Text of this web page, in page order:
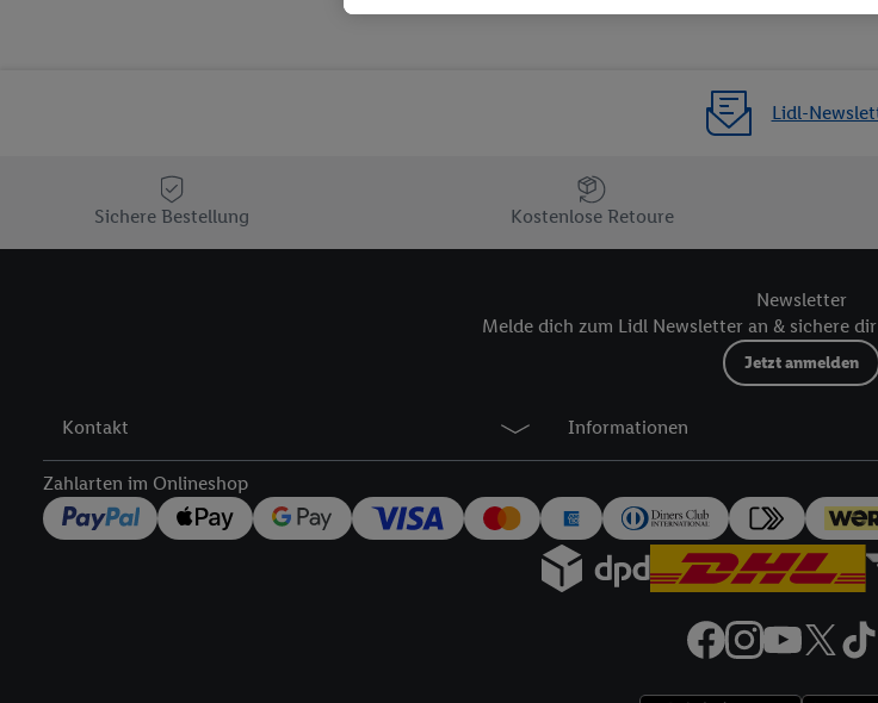
Lidl-
Sichere Bestellung Kostenlose Retoure
Newsletter
Melde dich zum Lidl Newsletter an & sichere
Jetzt anmelden
Kontakt Informationen
Zahlarten im Onlineshop
genauen Standortdaten) auch über verschiedene Endgeräte und Lidl-
Erfolgsmessung der Werbung, zur Zielgruppenforschung, zur
Sicherung und Optimierung dieser Werbeausspielungen.
Plus-Konto einloggen, kann darüber hinaus auch Ihre dort angegebene
Verantwortlichkeit mit einem der oben genannten Partner verwendet
zu erstellen (die sogenannte EUID), die wir sodann ähnlich wie die
Hierzu wird von uns und einem der anderen oben genannten Partner
Adresse in gemeinsamer Verantwortlichkeit verarbeitet.
Zudem erlauben Sie uns, der Utiq SA/NV („Utiq“) und Ihrem
den Lidl-Diensten einzusetzen. Utiq prüft zunächst anhand Ihrer IP-
Wenn das der Fall ist, gibt Utiq Ihre IP-Adresse an Ihren Netzbetreiber
Insbesondere können Sie mittels dieser Technologie auch auf
werden, damit wir Ihnen dort personalisierte Werbung ausspielen
Nutzung der Utiq-Technologie - zusätzlich zur weiter unten
widerrufen - jederzeit auch über
das Datenschutzportal von Utiq
Telekommunikations-basierten Utiq-Technologie für digitales
die Lidl-Dienste) widerrufen. Weitere Informationen finden Sie in den